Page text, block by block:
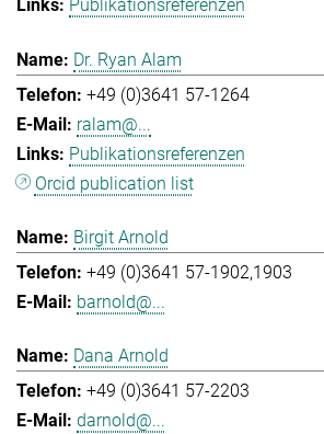
Publikationsreferenzen
Dr. Ryan Alam
+49 (0)3641 57-1264
ralam@...
Publikationsreferenzen
Orcid publication list
Birgit Arnold
+49 (0)3641 57-1902,1903
barnold@...
Dana Arnold
+49 (0)3641 57-2203
darnold@...